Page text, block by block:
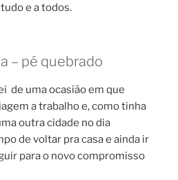
e a todos.
– pé quebrado
de uma ocasião em que
a trabalho e, como tinha
outra cidade no dia
de voltar pra casa e ainda ir
para o novo compromisso